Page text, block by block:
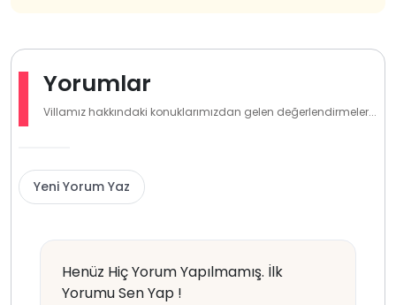
Yorumlar
Villamız hakkındaki konuklarımızdan gelen değerlendirmeler...
Yeni Yorum Yaz
Henüz Hiç Yorum Yapılmamış. İlk
Yorumu Sen Yap !